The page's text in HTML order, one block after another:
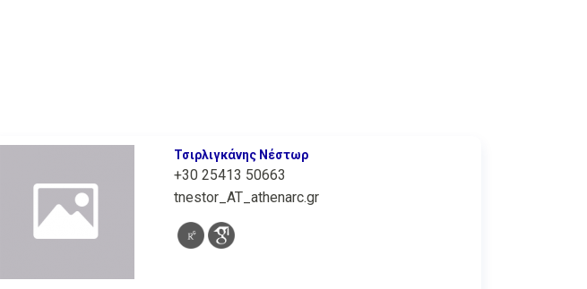
Τσιρλιγκάνης Νέστωρ
+30 25413 50663
tnestor_AT_athenarc.gr